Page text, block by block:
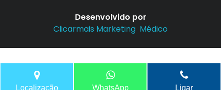
Desenvolvido por
Clicarmais Marketing Médico
Localização WhatsApp Ligar